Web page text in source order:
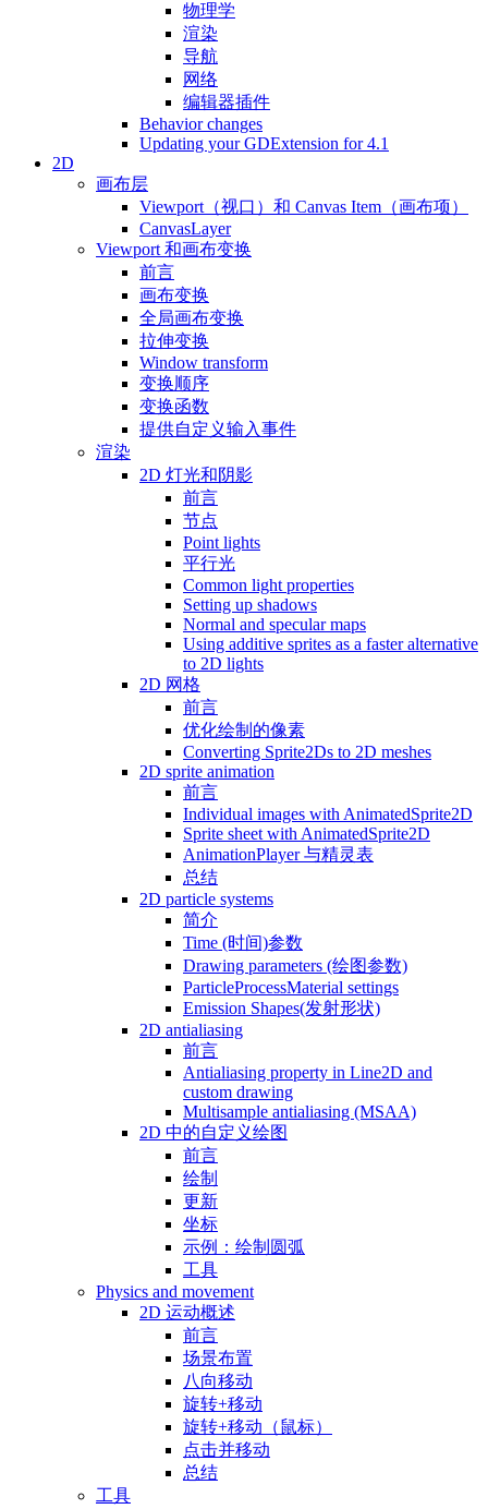
物理学
渲染
导航
网络
编辑器插件
Behavior changes
Updating your GDExtension for 4.1
2D
画布层
Viewport（视口）和 Canvas Item（画布项）
CanvasLayer
Viewport 和画布变换
前言
画布变换
全局画布变换
拉伸变换
Window transform
变换顺序
变换函数
提供自定义输入事件
渲染
2D 灯光和阴影
前言
节点
Point lights
平行光
Common light properties
Setting up shadows
Normal and specular maps
Using additive sprites as a faster alternative
to 2D lights
2D 网格
前言
优化绘制的像素
Converting Sprite2Ds to 2D meshes
2D sprite animation
前言
Individual images with AnimatedSprite2D
Sprite sheet with AnimatedSprite2D
AnimationPlayer 与精灵表
总结
2D particle systems
简介
Time (时间)参数
Drawing parameters (绘图参数)
ParticleProcessMaterial settings
Emission Shapes(发射形状)
2D antialiasing
前言
Antialiasing property in Line2D and
custom drawing
Multisample antialiasing (MSAA)
2D 中的自定义绘图
前言
绘制
更新
坐标
示例：绘制圆弧
工具
Physics and movement
2D 运动概述
前言
场景布置
八向移动
旋转+移动
旋转+移动（鼠标）
点击并移动
总结
工具